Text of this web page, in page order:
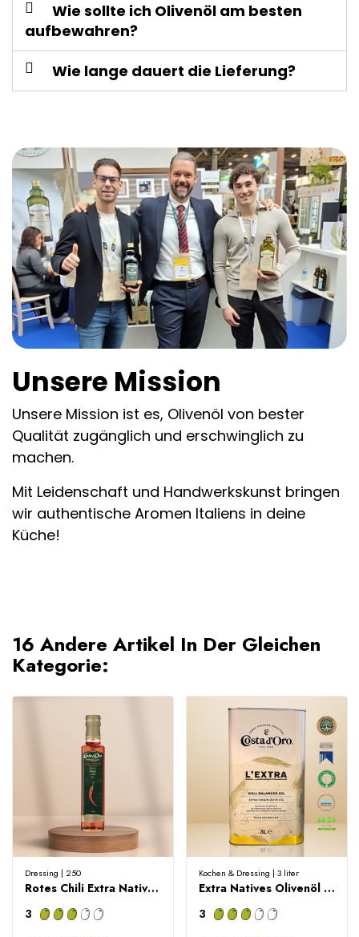
Wie sollte ich Olivenöl am besten
aufbewahren?
Wie lange dauert die Lieferung?
Unsere Mission
Unsere Mission ist es, Olivenöl von bester
Qualität zugänglich und erschwinglich zu
machen.
Mit Leidenschaft und Handwerkskunst bringen
wir authentische Aromen Italiens in deine
Küche!
16 Andere Artikel In Der Gleichen
Kategorie:
Dressing | 250
Rotes Chili Extra Natives Olivenöl – 250ml
3
Kochen & Dressing | 3 liter
Extra Natives Olivenöl – 3 Liter
3